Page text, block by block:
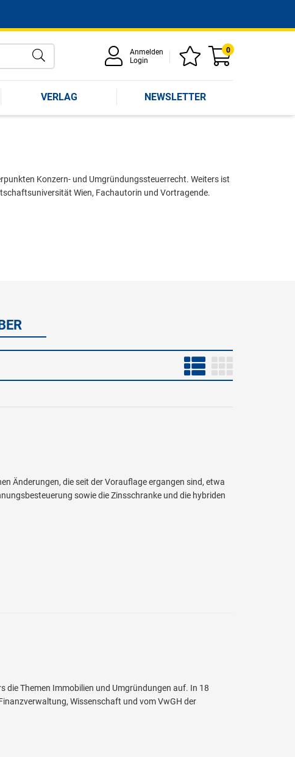
Anmelden
Login
0
VERLAG NEWSLETTER
Konzern- und Umgründungssteuerrecht. Weiters ist
Wien, Fachautorin und Vortragende.
Änderungen, die seit der Vorauflage ergangen sind, etwa
sowie die Zinsschranke und die hybriden
die Themen Immobilien und Umgründungen auf. In 18
Wissenschaft und vom VwGH der